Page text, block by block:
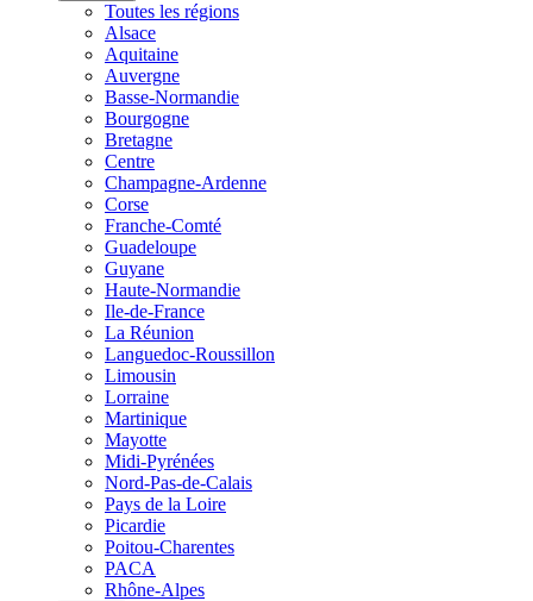
Toutes les régions
Alsace
Aquitaine
Auvergne
Basse-Normandie
Bourgogne
Bretagne
Centre
Champagne-Ardenne
Corse
Franche-Comté
Guadeloupe
Guyane
Haute-Normandie
Ile-de-France
La Réunion
Languedoc-Roussillon
Limousin
Lorraine
Martinique
Mayotte
Midi-Pyrénées
Nord-Pas-de-Calais
Pays de la Loire
Picardie
Poitou-Charentes
PACA
Rhône-Alpes